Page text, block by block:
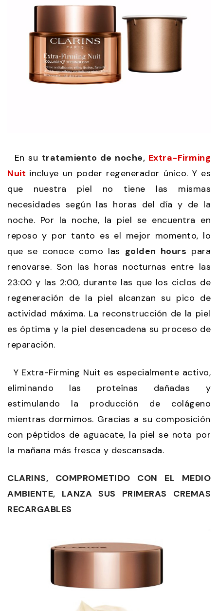
En su tratamiento de noche, Extra-Firming
Nuit incluye un poder regenerador único. Y es
que nuestra piel no tiene las mismas
necesidades según las horas del día y de la
noche. Por la noche, la piel se encuentra en
reposo y por tanto es el mejor momento, lo
que se conoce como las golden hours para
renovarse. Son las horas nocturnas entre las
23:00 y las 2:00, durante las que los ciclos de
regeneración de la piel alcanzan su pico de
actividad máxima. La reconstrucción de la piel
es óptima y la piel desencadena su proceso de
reparación.
Y Extra-Firming Nuit es especialmente activo,
eliminando las proteínas dañadas y
estimulando la producción de colágeno
mientras dormimos. Gracias a su composición
con péptidos de aguacate, la piel se nota por
la mañana más fresca y descansada.
CLARINS, COMPROMETIDO CON EL MEDIO
AMBIENTE, LANZA SUS PRIMERAS CREMAS
RECARGABLES